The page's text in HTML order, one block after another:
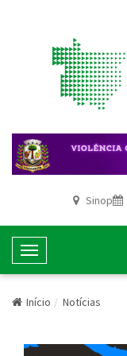
Sinop
T
o
g
e
Início Notícias